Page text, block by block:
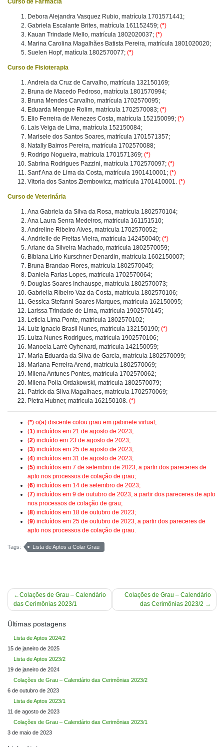
Curso de Farmácia
Debora Alejandra Vasquez Rubio, matrícula 1701571441;
Gabriela Escalante Brites, matrícula 161152459; (*)
Kauan Trindade Mello, matrícula 1802020037; (*)
Marina Carolina Magalhães Batista Pereira, matrícula 1801020020;
Suelen Hopf, matícula 1802570077; (*)
Curso de Fisioterapia
Andreia da Cruz de Carvalho, matrícula 132150169;
Bruna de Macedo Pedroso, matrícula 1801570994;
Bruna Mendes Carvalho, matrícula 1702570095;
Eduarda Mengue Rolim, matrícula 1702570083; (*)
Elio Ferreira de Menezes Costa, matrícula 152150099; (*)
Lais Veiga de Lima, matrícula 152150084;
Marisele dos Santos Soares, matrícula 1701571357;
Natally Bairros Pereira, matrícula 1702570088;
Rodrigo Nogueira, matrícula 1701571369; (*)
Sabrina Rodrigues Pazzini, matrícula 1702570097; (*)
Sant’Ana de Lima da Costa, matrícula 1901410001; (*)
Vitoria dos Santos Ziembowicz, matrícula 1701410001. (*)
Curso de Veterinária
Ana Gabriela da Silva da Rosa, matrícula 1802570104;
Ana Laura Senra Medeiros, matrícula 161151510;
Andreline Ribeiro Alves, matrícula 1702570052;
Andrielle de Freitas Vieira, matrícula 142450040; (*)
Ariane da Silveira Machado, matrícula 1802570059;
Bibiana Lirio Kurschner Denardin, matrícula 1602150007;
Bruna Brandao Flores, matrícula 1802570045;
Daniela Farias Lopes, matrícula 1702570064;
Douglas Soares Inchauspe, matrícula 1802570073;
Gabriella Ribeiro Vaz da Costa, matrícula 1802570106;
Gessica Stefanni Soares Marques, matrícula 162150095;
Larissa Trindade de Lima, matrícula 1902570145;
Leticia Lima Ponte, matrícula 1802570102;
Luiz Ignacio Brasil Nunes, matrícula 132150190; (*)
Luiza Nunes Rodrigues, matrícula 1902570106;
Manoela Larré Oyhenard, matrícula 142150059;
Maria Eduarda da Silva de Garcia, matrícula 1802570099;
Mariana Ferreira Arend, matrícula 1802570069;
Milena Antunes Pontes, matrícula 1702570062;
Milena Polla Ordakowski, matrícula 1802570079;
Patrick da Silva Magalhaes, matrícula 1702570069;
Pietra Hubner, matrícula 162150108. (*)
(*) o(a) discente colou grau em gabinete virtual;
(1) incluídos em 21 de agosto de 2023;
(2) incluído em 23 de agosto de 2023;
(3) incluídos em 25 de agosto de 2023;
(4) incluídos em 31 de agosto de 2023;
(5) incluídos em 7 de setembro de 2023, a partir dos pareceres de
apto nos processos de colação de grau;
(6) incluídos em 14 de setembro de 2023;
(7) incluídos em 9 de outubro de 2023, a partir dos pareceres de apto
nos processos de colação de grau;
(8) incluídos em 18 de outubro de 2023;
(9) incluídos em 25 de outubro de 2023, a partir dos pareceres de
apto nos processos de colação de grau.
Tags: Lista de Aptos a Colar Grau
Navegação
de
Post
Colações de Grau – Calendário
das Cerimônias 2023/1
Colações de Grau – Calendário
das Cerimônias 2023/2
Últimas postagens
Lista de Aptos 2024/2
15 de janeiro de 2025
Lista de Aptos 2023/2
19 de janeiro de 2024
Colações de Grau – Calendário das Cerimônias 2023/2
6 de outubro de 2023
Lista de Aptos 2023/1
11 de agosto de 2023
Colações de Grau – Calendário das Cerimônias 2023/1
3 de maio de 2023